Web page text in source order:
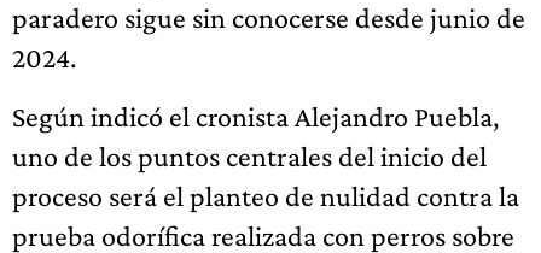
paradero sigue sin conocerse desde junio de
2024.
Según indicó el cronista Alejandro Puebla,
uno de los puntos centrales del inicio del
proceso será el planteo de nulidad contra la
prueba odorífica realizada con perros sobre